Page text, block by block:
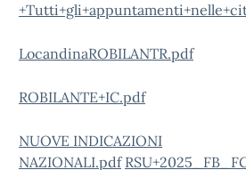
LocandinaROBILANTR.pdf
ROBILANTE+IC.pdf
NUOVE INDICAZIONI
NAZIONALI.pdf